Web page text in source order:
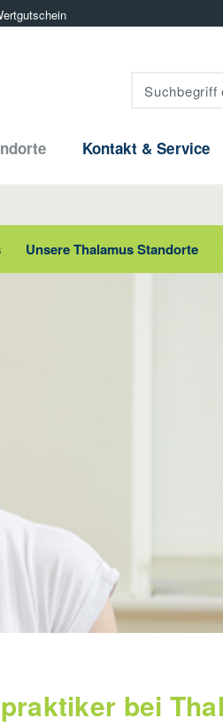
Kontakt & Service
Unsere Thalamus Standorte
bei